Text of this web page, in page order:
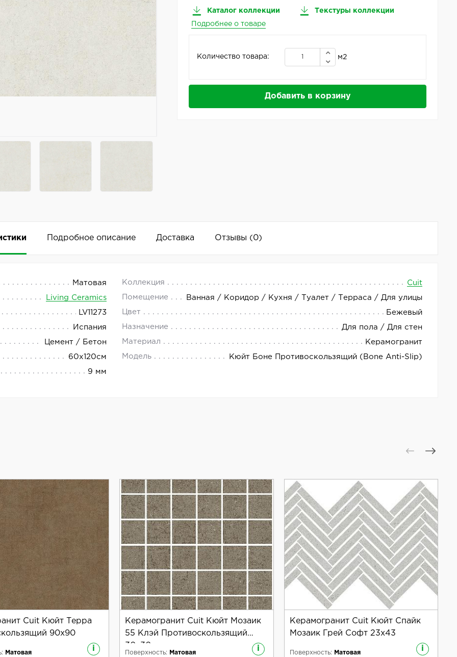
Каталог коллекции Текстуры коллекции
Подробнее о товаре
Количество товара: м2
Добавить в корзину
Подробное описание Доставка Отзывы (0)
Матовая Коллекция Cuit
Living Ceramics Помещение Ванная / Коридор / Кухня / Туалет / Терраса / Для улицы
LV11273 Цвет Бежевый
Испания Назначение Для пола / Для стен
Цемент / Бетон Материал Керамогранит
60x120см Модель Кюйт Боне Противоскользящий (Bone Anti-Slip)
9 мм
высококачественный материал, который станет отличным выбором для отделки пола и стен в любом
Ceramics отличается стильным дизайном и высоким качеством исполнения. Керамогранит имеет
создать элегантный и современный интерьер.
удобной для использования в различных проектах. Благодаря антискользящей поверхности
и внимания к деталям, которые отличают продукцию этого бренда.
Добавить комментарий
Cuit Кюйт Терра
90x90
i
Матовая
Керамогранит Cuit Кюйт Мозаик
55 Клэй Противоскользящий
30x30
i
Поверхность:
Матовая
Керамогранит Cuit Кюйт Спайк
Мозаик Грей Софт 23x43
i
Поверхность:
Матовая